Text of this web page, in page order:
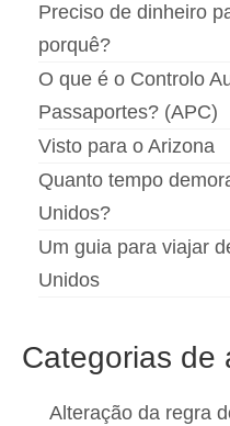
Preciso de dinheiro
porquê?
O que é o Controlo
Passaportes? (APC)
Visto para o Arizona
Quanto tempo
Unidos?
Um guia para viajar
Unidos
Categorias de
Alteração da regra